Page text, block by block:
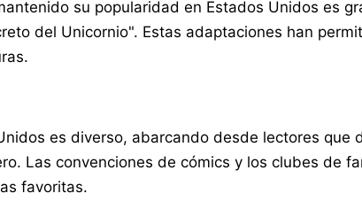
su popularidad en Estados Unidos es
del Unicornio". Estas adaptaciones han
es diverso, abarcando desde lectores
Las convenciones de cómics y los clubes de
favoritas.